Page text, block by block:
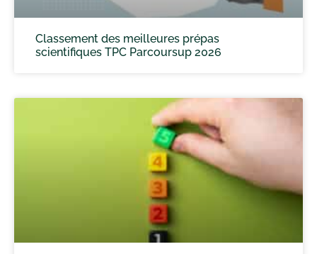
Classement des meilleures prépas
scientifiques TPC Parcoursup 2026